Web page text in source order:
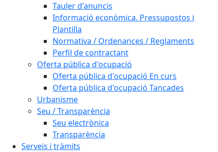
Tauler d'anuncis
Informació econòmica. Pressupostos i
Plantilla
Normativa / Ordenances / Reglaments
Perfil de contractant
Oferta pública d'ocupació
Oferta pública d'ocupació En curs
Oferta pública d'ocupació Tancades
Urbanisme
Seu / Transparència
Seu electrònica
Transparència
Serveis i tràmits